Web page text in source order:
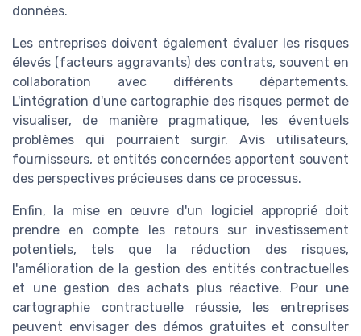
données.
Les entreprises doivent également évaluer les risques
élevés (facteurs aggravants) des contrats, souvent en
collaboration avec différents départements.
L'intégration d'une cartographie des risques permet de
visualiser, de manière pragmatique, les éventuels
problèmes qui pourraient surgir. Avis utilisateurs,
fournisseurs, et entités concernées apportent souvent
des perspectives précieuses dans ce processus.
Enfin, la mise en œuvre d'un logiciel approprié doit
prendre en compte les retours sur investissement
potentiels, tels que la réduction des risques,
l'amélioration de la gestion des entités contractuelles
et une gestion des achats plus réactive. Pour une
cartographie contractuelle réussie, les entreprises
peuvent envisager des démos gratuites et consulter